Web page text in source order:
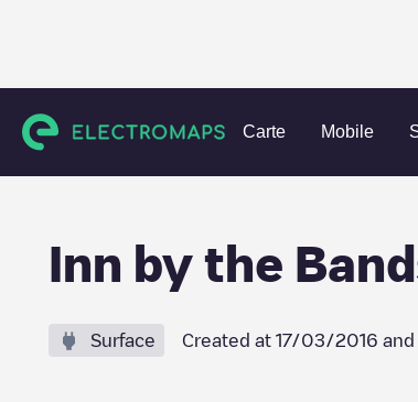
Carte Mobile
Charging stations États-Unis Rockingham
Inn by the
Surface Created at 17/03/2016